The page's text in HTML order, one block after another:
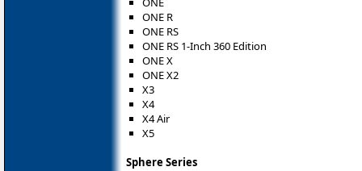
ONE R
ONE RS
ONE RS 1-Inch 360 Edition
ONE X
ONE X2
X3
X4
X4 Air
X5
Sphere Series